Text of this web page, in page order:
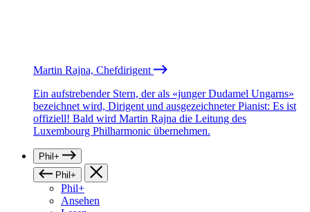
Martin Rajna, Chefdirigent
Ein aufstrebender Stern, der als «junger Dudamel Ungarns»
bezeichnet wird, Dirigent und ausgezeichneter Pianist: Es ist
offiziell! Bald wird Martin Rajna die Leitung des
Luxembourg Philharmonic übernehmen.
Phil+
Phil+
Phil+
Ansehen